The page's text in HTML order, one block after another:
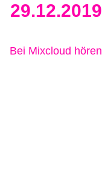
29.12.2019
Bei Mixcloud hören